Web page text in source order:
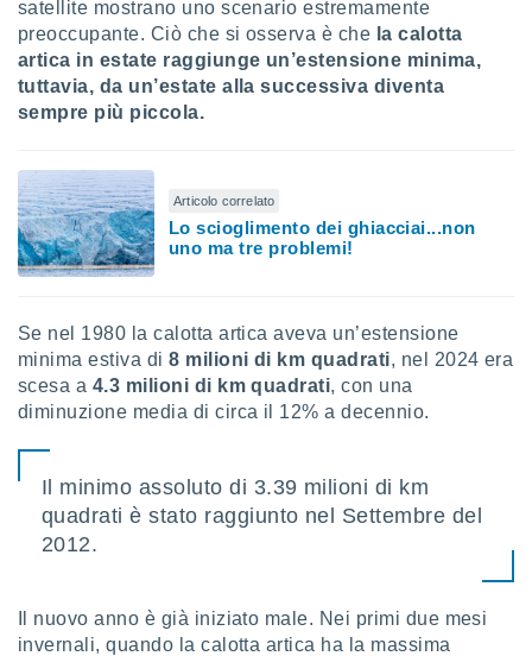
" o
cookie
sito
il
dei
e/o
dati
la
creare
profili
per
satellite mostrano uno scenario estremamente
preoccupante. Ciò che si osserva è che la calotta
artica in estate raggiunge un’estensione minima,
tuttavia, da un’estate alla successiva diventa
sempre più piccola.
Articolo correlato
Lo scioglimento dei ghiacciai...non
uno ma tre problemi!
Se nel 1980 la calotta artica aveva un’estensione
minima estiva di8 milioni di km quadrati, nel 2024 era
scesa a 4.3 milioni di km quadrati, con una
diminuzione media di circa il 12% a decennio.
Il minimo assoluto di 3.39 milioni di km
quadrati è stato raggiunto nel Settembre del
2012.
Il nuovo anno è già iniziato male. Nei primi due mesi
invernali, quando la calotta artica ha la massima